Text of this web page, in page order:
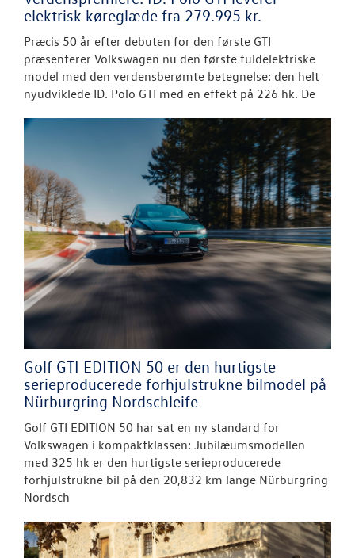
elektrisk køreglæde fra 279.995 kr.
Præcis 50 år efter debuten for den første GTI
præsenterer Volkswagen nu den første fuldelektriske
model med den verdensberømte betegnelse: den helt
nyudviklede ID. Polo GTI med en effekt på 226 hk. De
Golf GTI EDITION 50 er den hurtigste
serieproducerede forhjulstrukne bilmodel på
Nürburgring Nordschleife
Golf GTI EDITION 50 har sat en ny standard for
Volkswagen i kompaktklassen: Jubilæumsmodellen
med 325 hk er den hurtigste serieproducerede
forhjulstrukne bil på den 20,832 km lange Nürburgring
Nordsch